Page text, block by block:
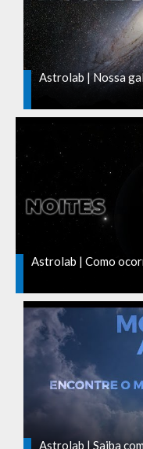
Astrolab | Nossa
Astrolab | Como
Astrolab | Saiba